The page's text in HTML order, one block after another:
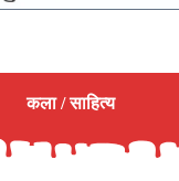
कला / साहित्य